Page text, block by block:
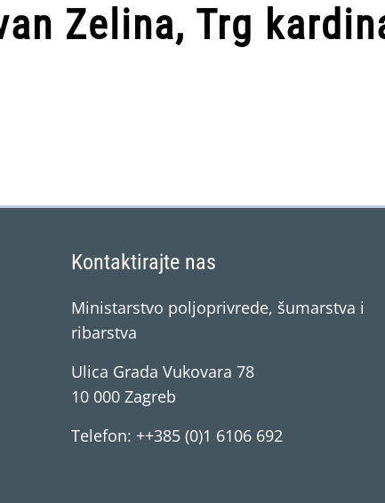
Zelina, Trg
Kontaktirajte nas
Ministarstvo poljoprivrede, šumarstva i
ribarstva
Ulica Grada Vukovara 78
10 000 Zagreb
Telefon: ++385 (0)1 6106 692